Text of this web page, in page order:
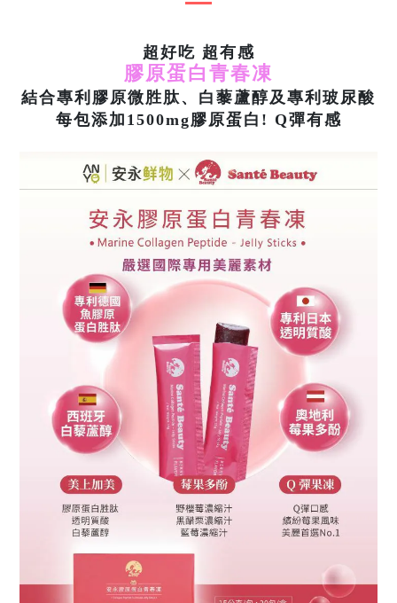
超好吃 超有感
膠原蛋白青春凍
結合專利膠原微胜肽、白藜蘆醇及專利玻尿酸
每包添加1500mg膠原蛋白! Q彈有感